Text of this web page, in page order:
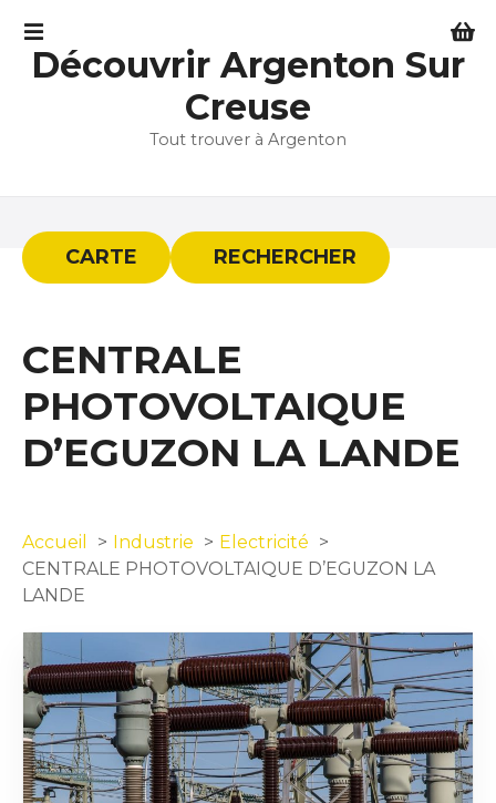
Découvrir Argenton Sur
Creuse
Tout trouver à Argenton
CARTE RECHERCHER
CENTRALE
PHOTOVOLTAIQUE
D’EGUZON LA LANDE
Accueil Industrie
Electricité
CENTRALE PHOTOVOLTAIQUE D’EGUZON LA
LANDE